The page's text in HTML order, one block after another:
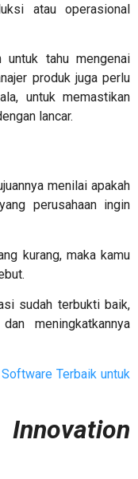
atau operasional
tahu mengenai
produk juga perlu
untuk memastikan
lancar.
menilai apakah
perusahaan ingin
kurang, maka kamu
sudah terbukti baik,
meningkatkannya
Terbaik untuk
Innovation